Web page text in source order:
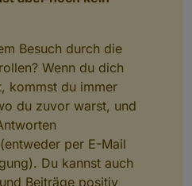
Besuch durch die
Wenn du dich
kommst du immer
du zuvor warst, und
per E-Mail
Du kannst auch
Beiträge positiv